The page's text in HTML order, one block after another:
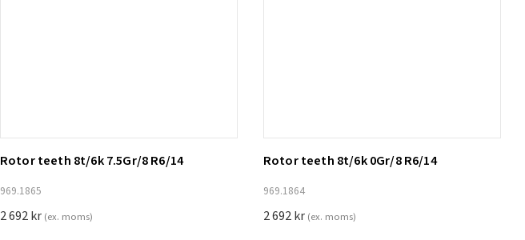
Lägg till i varukorg Lägg till i varukorg
Rotor teeth 8t/6k 7.5Gr/8 R6/14
969.1865
2 692kr (ex. moms)
Rotor teeth 8t/6k 0Gr/8 R6/14
969.1864
2 692kr (ex. moms)